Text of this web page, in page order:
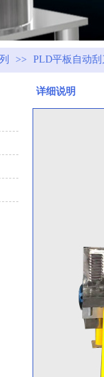
>> PLD平板自动
详细说明